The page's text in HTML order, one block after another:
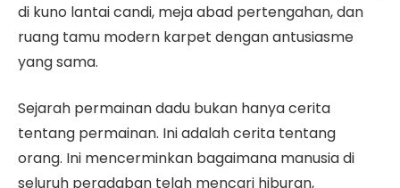
di kuno lantai candi, meja abad pertengahan, dan
ruang tamu modern karpet dengan antusiasme
yang sama.
Sejarah permainan dadu bukan hanya cerita
tentang permainan. Ini adalah cerita tentang
orang. Ini mencerminkan bagaimana manusia di
seluruh peradaban telah mencari hiburan,